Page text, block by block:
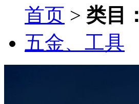
首页 > 类目：
五金、工具